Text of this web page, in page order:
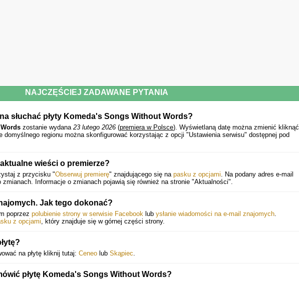
1. Z ręką na gardle (5:25)
3. Szara kolęda (7:54)
4. One Hundred Years (10:46)
6. Ja nie chcę spać (8:34)
7. Nim wstanie dzień (11:58)
NAJCZĘŚCIEJ ZADAWANE PYTANIA
słuchać płyty Komeda's Songs Without Words?
zostanie wydana 23 lutego 2026 (premiera w Polsce). Wyświetlaną datę można zmienić kliknąć
domyślnego regionu można skonfigurować korzystając z opcji "Ustawienia serwisu" dostępnej pod
wieści o premierze?
z przycisku "Obserwuj premierę" znajdującego się na pasku z opcjami. Na podany adres e-mail
zmianach. Informacje o zmianach pojawią się również na stronie "Aktualności".
Jak tego dokonać?
poprzez polubienie strony w serwisie Facebook lub ysłanie wiadomości na e-mail znajomych.
z opcjami, który znajduje się w górnej części strony.
na płytę kliknij tutaj: Ceneo lub Skąpiec.
płytę Komeda's Songs Without Words?